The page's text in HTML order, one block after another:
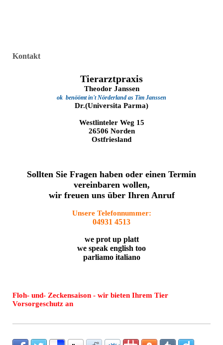
Kontakt
Tierarztpraxis
Theodor Janssen
ok benöömtin't Nörderland as Tim Janssen
Dr.(Universita Parma)
Westlinteler Weg 15
26506 Norden
Ostfriesland
Sollten Sie Fragen haben oder einen Termin
vereinbaren wollen,
wir freuen uns über Ihren Anruf
Unsere Telefonnummer:
04931 4513
we prot up platt
we speak english too
parliamo italiano
Floh- und- Zeckensaison - wir bieten Ihrem Tier
Vorsorgeschutz an